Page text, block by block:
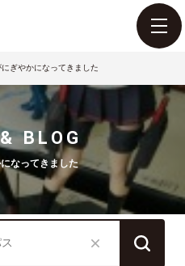
にぎやかになってきました
BLOG
なってきました